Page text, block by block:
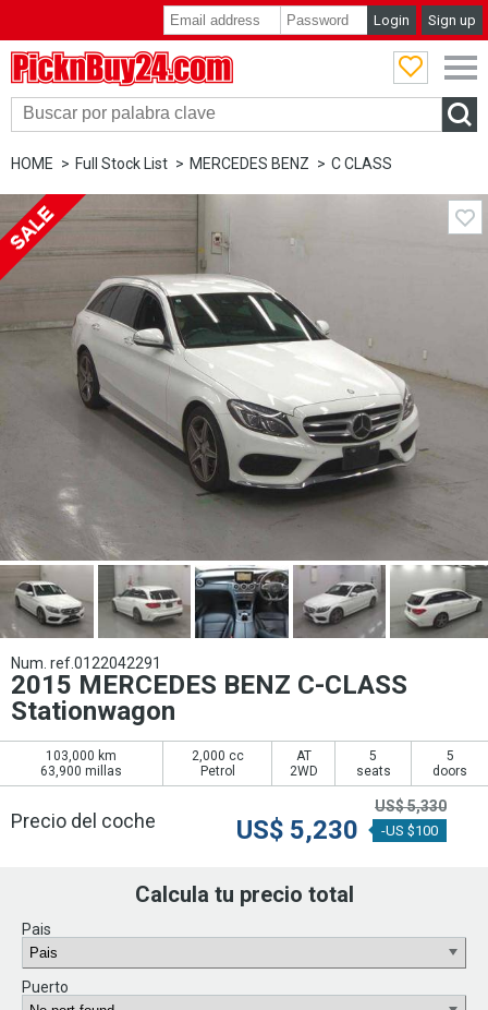
Login Sign up
HOME Full Stock List MERCEDES BENZ C CLASS
Num. ref.0122042291
2015 MERCEDES BENZ C-CLASS
Stationwagon
103,000 km
63,900 millas
2,000 cc
Petrol
AT
2WD
5
seats
5
doors
Precio del coche
US$5,330
US$ 5,230 -US $100
Calcula tu precio total
Pais
Puerto